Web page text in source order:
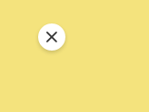
關閉特別通告